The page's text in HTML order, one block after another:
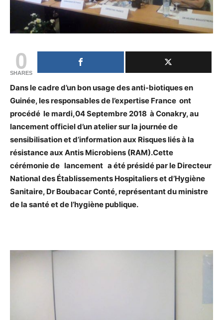
0
SHARES
Dans le cadre d’un bon usage des anti-biotiques en
Guinée, les responsables de l’expertise France ont
procédé le mardi,04 Septembre 2018 à Conakry, au
lancement officiel d’un atelier sur la journée de
sensibilisation et d’information aux Risques liés à la
résistance aux Antis Microbiens (RAM).Cette
cérémonie de lancement a été présidé par le Directeur
National des Établissements Hospitaliers et d’Hygiène
Sanitaire, Dr Boubacar Conté, représentant du ministre
de la santé et de l’hygiène publique.